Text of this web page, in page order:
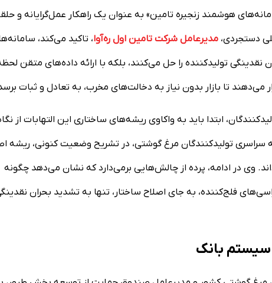
هوشمند زنجیره تامین» به عنوان یک راهکار عمل‌گرایانه و
دستجردی، مدیرعامل شرکت تامین اول ره‌آوا، تاکید می‌کند،
نقدینگی تولیدکننده را حل می‌کنند، بلکه با ارائه داده‌های متقن
می‌دهند تا بازار بدون نیاز به دخالت‌های مخرب، به تعادل و ثبات
ابتدا باید به واکاوی ریشه‌های ساختاری این التهابات از
سراسری تولیدکنندگان مرغ گوشتی، در تشریح وضعیت کنونی، ریشه
وی در ادامه، پرده از چالش‌هایی برمی‌دارد که نشان می‌دهد چگونه
فلج‌کننده، به جای اصلاح ساختار، تنها به تشدید بحران